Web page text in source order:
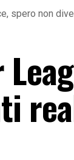
spero non